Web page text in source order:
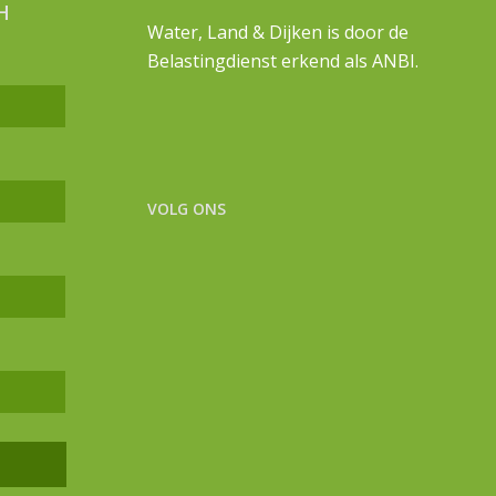
Water, Land & Dijken is door de
Belastingdienst erkend als ANBI.
VOLG ONS